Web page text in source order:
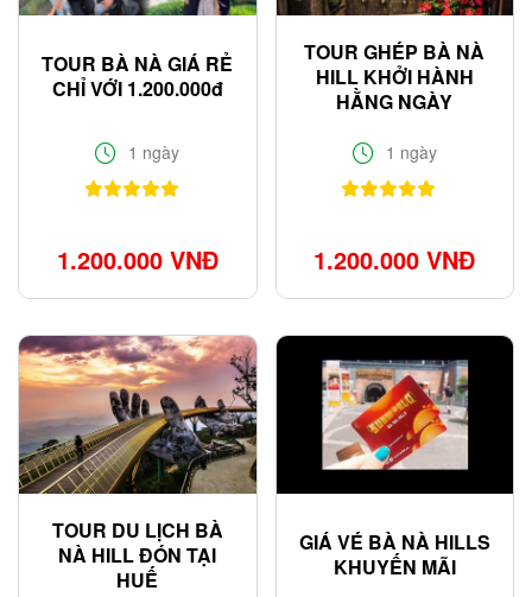
TOUR BÀ NÀ GIÁ RẺ
CHỈ VỚI 1.200.000đ
1 ngày
1.200.000 VNĐ
TOUR GHÉP BÀ NÀ
HILL KHỞI HÀNH
HẰNG NGÀY
1 ngày
1.200.000 VNĐ
TOUR DU LỊCH BÀ
NÀ HILL ĐÓN TẠI
HUẾ
GIÁ VÉ BÀ NÀ HILLS
KHUYẾN MÃI